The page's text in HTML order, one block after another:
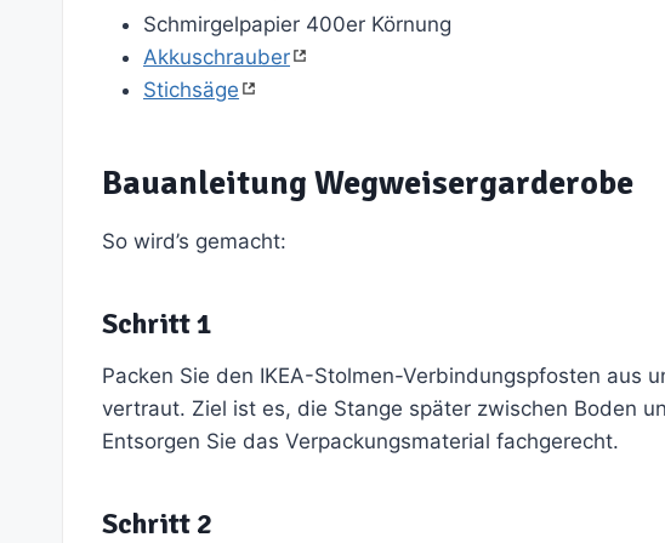
Schmirgelpapier 400er Körnung
Akkuschrauber
Stichsäge
Bauanleitung Wegweisergarderobe
So wird’s gemacht:
Schritt 1
Packen Sie den IKEA-Stolmen-Verbindungspfosten aus
vertraut. Ziel ist es, die Stange später zwischen Boden
Entsorgen Sie das Verpackungsmaterial fachgerecht.
Schritt 2